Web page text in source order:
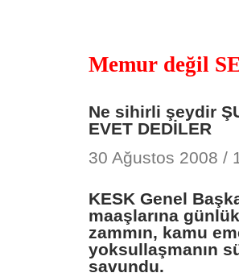
Memur değil
Ne sihirli şeydir
EVET DEDİLER
30 Ağustos 2008 /
KESK Genel
maaşlarına
zammın, kamu
yoksullaşmanın
savundu.